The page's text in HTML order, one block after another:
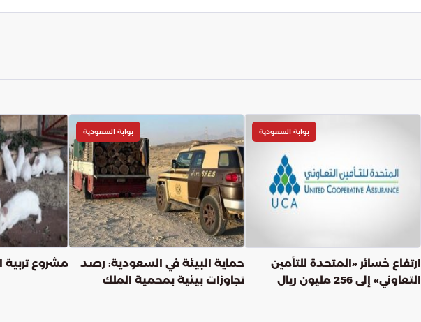
بوابة السعودية
ارتفاع خسائر «المتحدة للتأمين
التعاوني» إلى 256 مليون ريال
بوابة السعودية
حماية البيئة في السعودية: رصد
تجاوزات بيئية بمحمية الملك
مشروع تربية